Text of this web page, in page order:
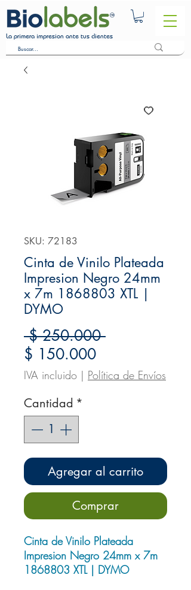
La primera impresion ante tus clientes
SKU: 72183
Cinta de Vinilo Plateada
Impresion Negro 24mm
x 7m 1868803 XTL |
DYMO
$ 250.000 Precio
$ 150.000Precio
de
IVA incluido | Política de Envíos
Cantidad *
Agregar al carrito
Comprar
Cinta de Vinilo Plateada
Impresion Negro 24mm x 7m
1868803 XTL | DYMO